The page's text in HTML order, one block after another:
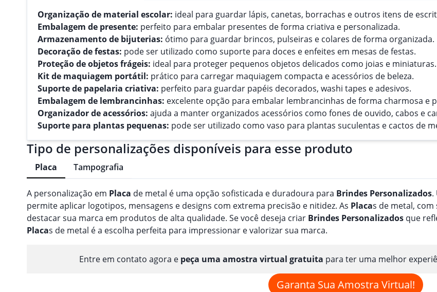
Organização de material escolar: ideal para guardar lápis, canetas, borrachas e outros itens de
Embalagem de presente: perfeito para embalar presentes de forma criativa e personalizada.
Armazenamento de bijuterias: ótimo para guardar brincos, pulseiras e colares de forma organizada.
Decoração de festas: pode ser utilizado como suporte para doces e enfeites em mesas de festas.
Proteção de objetos frágeis: ideal para proteger pequenos objetos delicados como joias e miniaturas.
Kit de maquiagem portátil: prático para carregar maquiagem compacta e acessórios de beleza.
Suporte de papelaria criativa: perfeito para guardar papéis decorados, washi tapes e adesivos.
Embalagem de lembrancinhas: excelente opção para embalar lembrancinhas de forma charmosa e
Organizador de acessórios: ajuda a manter organizados acessórios como fones de ouvido, cabos e
Suporte para plantas pequenas: pode ser utilizado como vaso para plantas suculentas e cactos de
Tipo de personalizações disponíveis para esse produto
Placa Tampografia
A personalização em Placa de metal é uma opção sofisticada e duradoura para Brindes Personalizados.
permite aplicar logotipos, mensagens e designs com extrema precisão e nitidez. As Placas de metal,
destacar sua marca em produtos de alta qualidade. Se você deseja criar Brindes Personalizados que
Placas de metal é a escolha perfeita para impressionar e valorizar sua marca.
Entre em contato agora e peça uma amostra virtual gratuita para ter uma melhor
Garanta Sua Amostra Virtual!